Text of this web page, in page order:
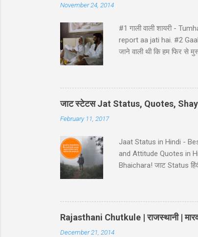
November 24, 2014
#1 गाली वाली शायरी -
report aa jati hai. #2 Gaali
जाने वाली थी कि हम फिर
Hindi - Divorse ke
pura panir tera....chal
नहीं कि… कमरे का जुगाड़ भी
जाट स्टेटस Jat Status, Quotes,
February 11, 2017
Jaat Status in Hindi -
and Attitude Quotes in
Bhaichara! जाट Status
इतना किसी के बाप मेँ दम
Jaat Attitude Status
Rajasthani Chutkule | राजस्थानी |
December 21, 2014